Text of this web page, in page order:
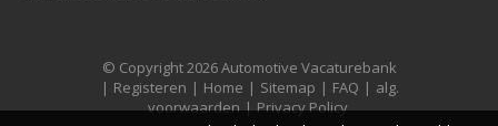
© Copyright 2026 Automotive Vacaturebank
| Registeren | Home | Sitemap | FAQ | alg.
voorwaarden | Privacy Policy